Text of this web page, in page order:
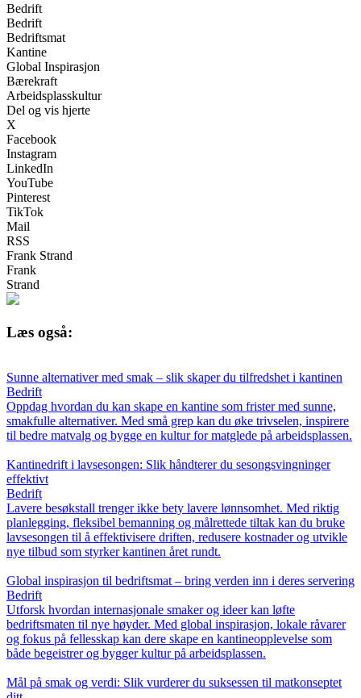
Bedrift
Bedrift
Bedriftsmat
Kantine
Global Inspirasjon
Bærekraft
Arbeidsplasskultur
Del og vis hjerte
X
Facebook
Instagram
LinkedIn
YouTube
Pinterest
TikTok
Mail
RSS
Frank Strand
Frank
Strand
Læs også:
Sunne alternativer med smak – slik skaper du tilfredshet i kantinen
Bedrift
Oppdag hvordan du kan skape en kantine som frister med sunne,
smakfulle alternativer. Med små grep kan du øke trivselen, inspirere
til bedre matvalg og bygge en kultur for matglede på arbeidsplassen.
Kantinedrift i lavsesongen: Slik håndterer du sesongsvingninger
effektivt
Bedrift
Lavere besøkstall trenger ikke bety lavere lønnsomhet. Med riktig
planlegging, fleksibel bemanning og målrettede tiltak kan du bruke
lavsesongen til å effektivisere driften, redusere kostnader og utvikle
nye tilbud som styrker kantinen året rundt.
Global inspirasjon til bedriftsmat – bring verden inn i deres servering
Bedrift
Utforsk hvordan internasjonale smaker og ideer kan løfte
bedriftsmaten til nye høyder. Med global inspirasjon, lokale råvarer
og fokus på fellesskap kan dere skape en kantineopplevelse som
både begeistrer og bygger kultur på arbeidsplassen.
Mål på smak og verdi: Slik vurderer du suksessen til matkonseptet